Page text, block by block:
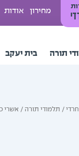
מחירון אודות
תורה בית יעקב
/ תלמודי תורה / אשרי